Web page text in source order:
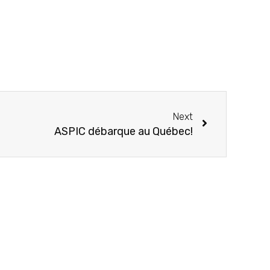
Next
ASPIC débarque au Québec!